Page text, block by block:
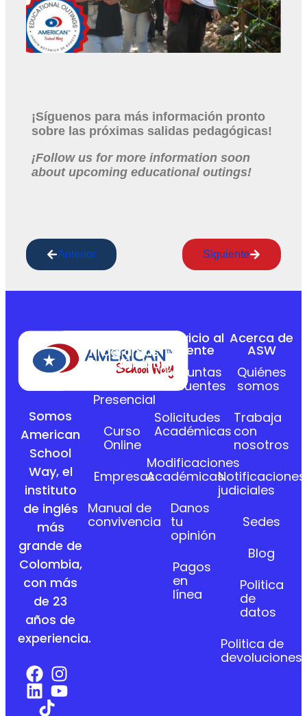
¡Síguenos para más información pronto
sobre las próximas salidas pedagógicas!
¡Follow us for more information soon
about upcoming educational outings!
Anterior Siguiente
Somos
American
School
Way, el
instituto
de inglés
más
grande de
Colombia,
con más
de 23
años de
experiencia.
Programas
Académicos
Curso
Presencial
Curso
Online
Empresas
Manual de
convivencia
Servicio al
Cliente
Preguntas
frecuentes
Solicitudes
Académicas
Modificaciones
Académicas
Danos
tu
opinión
Pagos
en
línea
Acerca de
ASW
Quiénes
somos
Trabaja
con
nosotros
Notificaciones
judiciales
Sedes
Blog
Politica
de
datos
Politica de
devoluciones